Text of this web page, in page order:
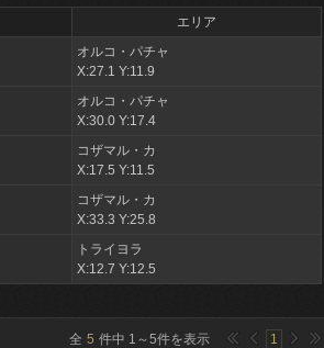
エリア
オルコ・パチャ
X:27.1 Y:11.9
オルコ・パチャ
X:30.0 Y:17.4
コザマル・カ
X:17.5 Y:11.5
コザマル・カ
X:33.3 Y:25.8
トライヨラ
X:12.7 Y:12.5
全 5 件中 1 ～5件を表示 1